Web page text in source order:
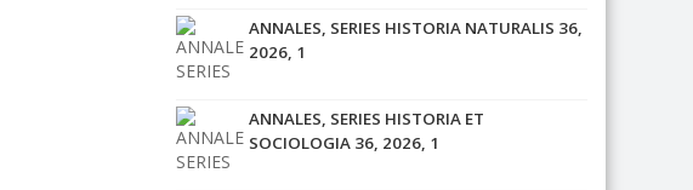
ANNALES, SERIES HISTORIA NATURALIS 36,
2026, 1
ANNALES, SERIES HISTORIA ET
SOCIOLOGIA 36, 2026, 1